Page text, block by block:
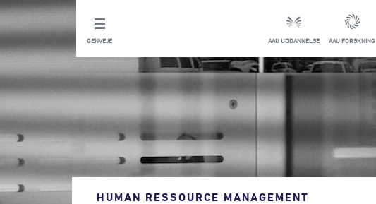
GENVEJE AAU UDDANNELSE AAU FORSKNING
HUMAN RESSOURCE MANAGEMENT